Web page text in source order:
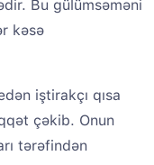
Bu gülümsəməni
kəsə
iştirakçı qısa
çəkib. Onun
tərəfindən